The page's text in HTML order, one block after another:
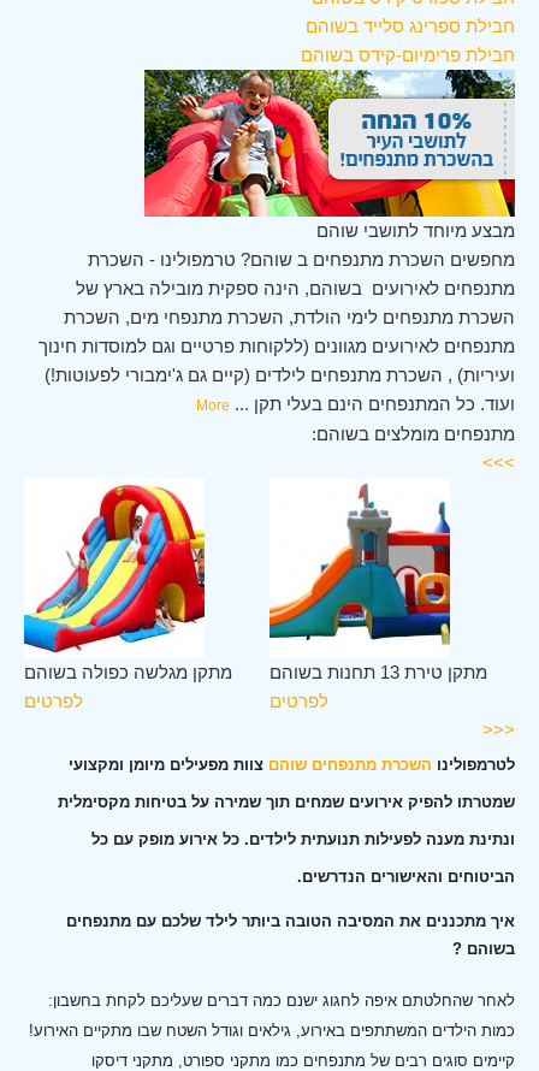
חבילת ספרינג סלייד בשוהם
חבילת פרימיום-קידס בשוהם
מבצע מיוחד לתושבי שוהם
מחפשים השכרת מתנפחים ב שוהם? טרמפולינו - השכרת
מתנפחים לאירועים בשוהם, הינה ספקית מובילה בארץ של
השכרת מתנפחים לימי הולדת, השכרת מתנפחי מים, השכרת
מתנפחים לאירועים מגוונים (ללקוחות פרטיים וגם למוסדות חינוך
ועיריות) , השכרת מתנפחים לילדים (קיים גם ג'ימבורי לפעוטות!)
ועוד. כל המתנפחים הינם בעלי תקן ...
More
מתנפחים מומלצים בשוהם:
>>>
מתקן מגלשה כפולה בשוהם
לפרטים
מתקן טירת 13 תחנות בשוהם
לפרטים
<<<
לטרמפולינו השכרת מתנפחים שוהם צוות מפעילים מיומן ומקצועי
שמטרתו להפיק אירועים שמחים תוך שמירה על בטיחות מקסימלית
ונתינת מענה לפעילות תנועתית לילדים. כל אירוע מופק עם כל
הביטוחים והאישורים הנדרשים.
איך מתכננים את המסיבה הטובה ביותר לילד שלכם עם מתנפחים
בשוהם ?
לאחר שהחלטתם איפה לחגוג ישנם כמה דברים שעליכם לקחת בחשבון:
כמות הילדים המשתתפים באירוע, גילאים וגודל השטח שבו מתקיים האירוע!
קיימים סוגים רבים של מתנפחים כמו מתקני ספורט, מתקני דיסקו